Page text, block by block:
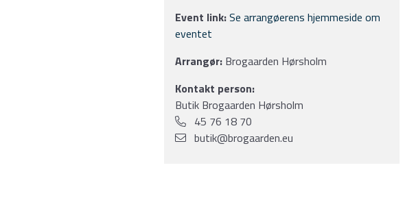
Event link:Se arrangøerens hjemmeside om
eventet
Arrangør: Brogaarden Hørsholm
Kontakt person:
Butik Brogaarden Hørsholm
45 76 18 70
butik@brogaarden.eu